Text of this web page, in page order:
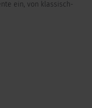
ein, von klassisch-